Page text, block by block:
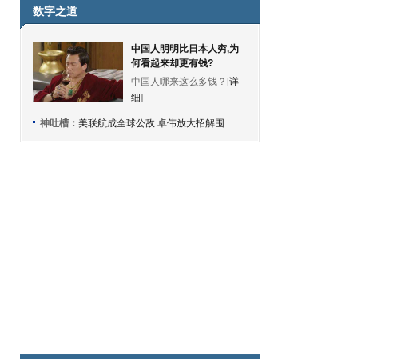
数字之道
中国人明明比日本人穷,为
何看起来却更有钱?
中国人哪来这么多钱？[详
细]
神吐槽： 美联航成全球公敌 卓伟放大招解围